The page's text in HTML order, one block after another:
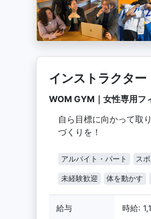
インストラクター
WOM GYM｜女性専用フ
自ら目標に向かって取
づくりを！
アルバイト・パート ス
未経験歓迎 体を動かす
給与 時給: